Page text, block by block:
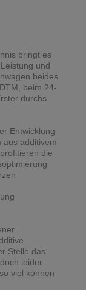
bringt es
und
beides
beim 24-
durchs
Entwicklung
aus additivem
die
Stelle das
leider
viel können